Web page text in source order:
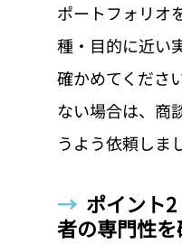
ポートフォリオ
種・目的に近い
確かめてくださ
ない場合は、商
うよう依頼しま
→ ポイント
者の専門性